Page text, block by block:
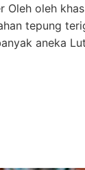
Oleh oleh
tepung
aneka